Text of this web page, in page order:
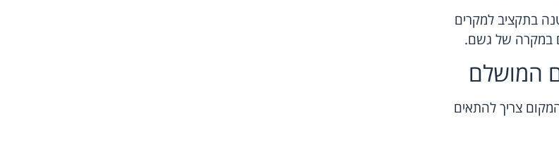
בתקציב למקרים
במקרה של גשם.
המושלם
צריך להתאים